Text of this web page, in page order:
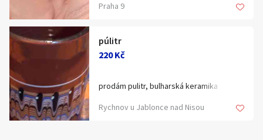
Praha 9
púlitr
220 Kč
prodám pulitr, bulharská keramika
Rychnov u Jablonce nad Nisou